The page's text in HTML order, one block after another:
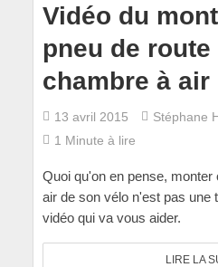
Vidéo du
pneu de route
chambre à air
13 avril 2015
Stéphane
1 Minute à lire
Quoi qu'on en pense,
air de son vélo n'est pas une
vidéo qui va vous aider.
LIRE LA